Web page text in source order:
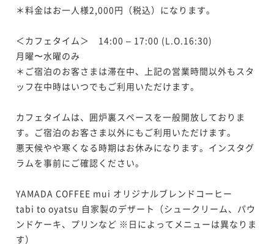
＊料金はお一人様2,000円（税込）になります。
＜カフェタイム＞　14:00 – 17:00 (L.O.16:30)
月曜〜水曜のみ
＊ご宿泊のお客さまは滞在中、上記の営業時間以外もスタ
ッフ在中時はいつでもご利用いただけます。
カフェタイムは、囲炉裏スペースを一般開放しておりま
す。ご宿泊のお客さま以外にもご利用いただけます。
悪天候やや寒くなる時期はお休みになります。インスタグ
ラムを事前にご確認ください。
YAMADA COFFEE mui オリジナルブレンドコーヒー
tabi to oyatsu 自家製のデザート（シュークリーム、パウ
ンドケーキ、プリンなど ※日によってメニューは異なりま
す）